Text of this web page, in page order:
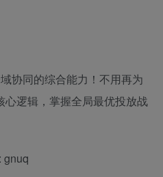
协同的综合能力！不用再为
逻辑，掌握全局最优投放战
gnuq